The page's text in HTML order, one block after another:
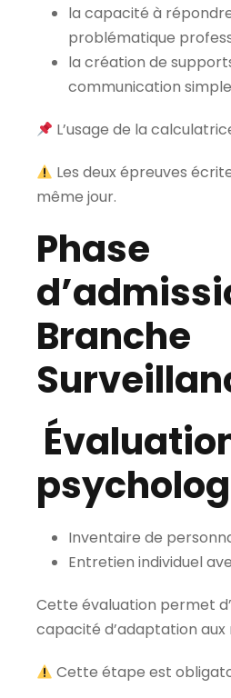
la capacité à
problématique
la création de
communication
L’usage de la
Les deux épreuves
même jour.
Phase
Branche
Inventaire de
Entretien individuel
Cette évaluation permet
capacité d’adaptation aux
Cette étape est